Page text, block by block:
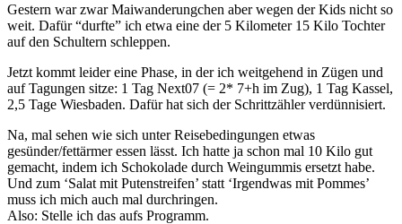
Gestern war zwar Maiwanderungchen aber wegen der Kids nicht so
weit. Dafür “durfte” ich etwa eine der 5 Kilometer 15 Kilo Tochter
auf den Schultern schleppen.
Jetzt kommt leider eine Phase, in der ich weitgehend in Zügen und
auf Tagungen sitze: 1 Tag Next07 (= 2* 7+h im Zug), 1 Tag Kassel,
2,5 Tage Wiesbaden. Dafür hat sich der Schrittzähler verdünnisiert.
Na, mal sehen wie sich unter Reisebedingungen etwas
gesünder/fettärmer essen lässt. Ich hatte ja schon mal 10 Kilo gut
gemacht, indem ich Schokolade durch Weingummis ersetzt habe.
Und zum ‘Salat mit Putenstreifen’ statt ‘Irgendwas mit Pommes’
muss ich mich auch mal durchringen.
Also: Stelle ich das aufs Programm.